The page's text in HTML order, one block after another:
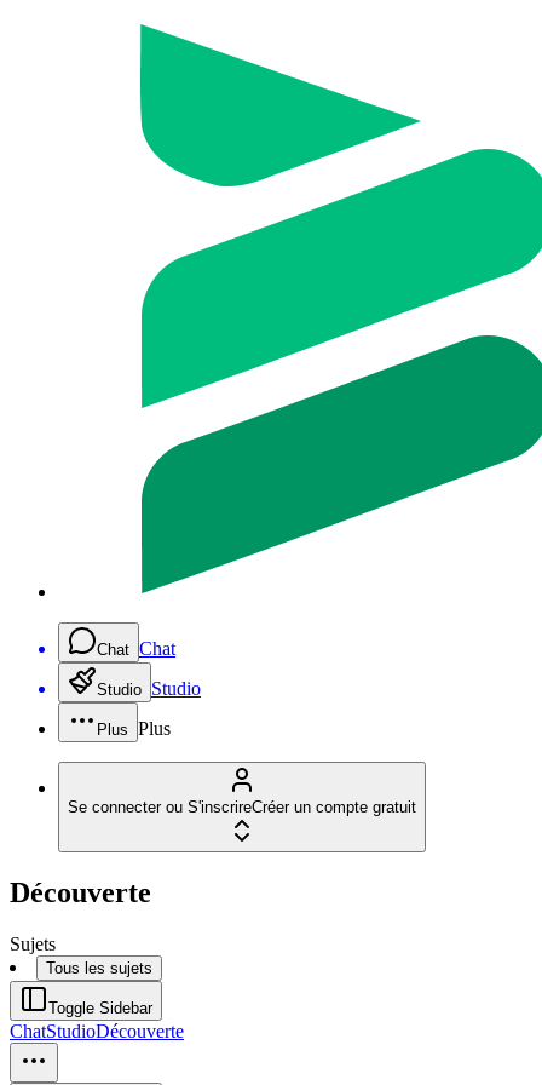
Chat Chat
Studio Studio
Plus Plus
Se connecter ou S'inscrireCréer un compte gratuit
Découverte
Sujets
Tous les sujets
Toggle Sidebar
ChatStudioDécouverte